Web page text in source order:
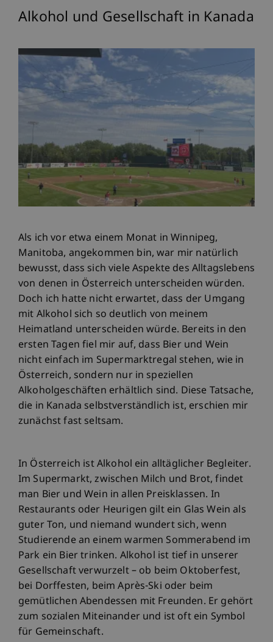
Alkohol und Gesellschaft in Kanada
Als ich vor etwa einem Monat in Winnipeg,
Manitoba, angekommen bin, war mir natürlich
bewusst, dass sich viele Aspekte des Alltagslebens
von denen in Österreich unterscheiden würden.
Doch ich hatte nicht erwartet, dass der Umgang
mit Alkohol sich so deutlich von meinem
Heimatland unterscheiden würde. Bereits in den
ersten Tagen fiel mir auf, dass Bier und Wein
nicht einfach im Supermarktregal stehen, wie in
Österreich, sondern nur in speziellen
Alkoholgeschäften erhältlich sind. Diese Tatsache,
die in Kanada selbstverständlich ist, erschien mir
zunächst fast seltsam.
In Österreich ist Alkohol ein alltäglicher Begleiter.
Im Supermarkt, zwischen Milch und Brot, findet
man Bier und Wein in allen Preisklassen. In
Restaurants oder Heurigen gilt ein Glas Wein als
guter Ton, und niemand wundert sich, wenn
Studierende an einem warmen Sommerabend im
Park ein Bier trinken. Alkohol ist tief in unserer
Gesellschaft verwurzelt – ob beim Oktoberfest,
bei Dorffesten, beim Après-Ski oder beim
gemütlichen Abendessen mit Freunden. Er gehört
zum sozialen Miteinander und ist oft ein Symbol
für Gemeinschaft.